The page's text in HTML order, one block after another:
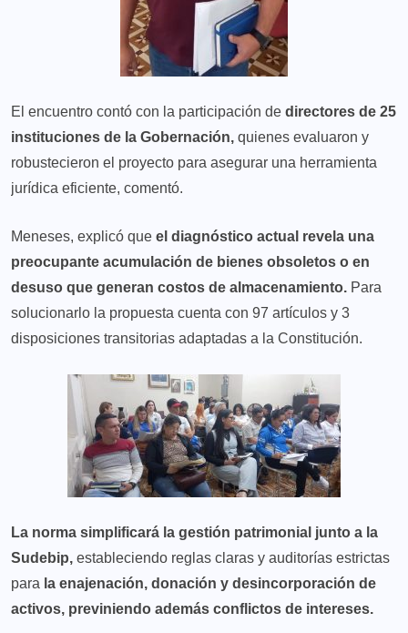
El encuentro contó con la participación de directores de 25
instituciones de la Gobernación, quienes evaluaron y
robustecieron el proyecto para asegurar una herramienta
jurídica eficiente, comentó.
Meneses, explicó que el diagnóstico actual revela una
preocupante acumulación de bienes obsoletos o en
desuso que generan costos de almacenamiento. Para
solucionarlo la propuesta cuenta con 97 artículos y 3
disposiciones transitorias adaptadas a la Constitución.
La norma simplificará la gestión patrimonial junto a la
Sudebip, estableciendo reglas claras y auditorías estrictas
para la enajenación, donación y desincorporación de
activos, previniendo además conflictos de intereses.